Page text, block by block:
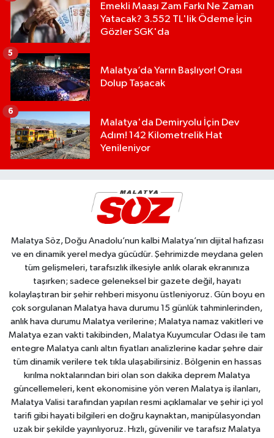
Emekli Maaşı Zam Farkı Ne Zaman
Yatacak? 3.552 TL'lik Ödeme İçin
Gözler SGK'da
Malatya’da Yarın Başlıyor! Orası
Dolup Taşacak
5
Malatya'da Demiryolu İçin Dev
Adım! 142 Kilometrelik Hat
Yenileniyor
6
Malatya Söz, Doğu Anadolu’nun kalbi Malatya’nın dijital hafızası
ve en dinamik yerel medya gücüdür. Şehrimizde meydana gelen
tüm gelişmeleri, tarafsızlık ilkesiyle anlık olarak ekranınıza
taşırken; sadece geleneksel bir gazete değil, hayatı
kolaylaştıran bir şehir rehberi misyonu üstleniyoruz. Gün boyu en
çok sorgulanan Malatya hava durumu 15 günlük tahminlerinden,
anlık hava durumu Malatya verilerine; Malatya namaz vakitleri ve
Malatya ezan vakti takibinden, Malatya Kuyumcular Odası ile tam
entegre Malatya canlı altın fiyatları analizlerine kadar şehre dair
tüm dinamik verilere tek tıkla ulaşabilirsiniz. Bölgenin en hassas
kırılma noktalarından biri olan son dakika deprem Malatya
güncellemeleri, kent ekonomisine yön veren Malatya iş ilanları,
Malatya Valisi tarafından yapılan resmi açıklamalar ve şehir içi yol
tarifi gibi hayati bilgileri en doğru kaynaktan, manipülasyondan
uzak bir şekilde yayınlıyoruz. Hızlı, güvenilir ve tarafsız Malatya